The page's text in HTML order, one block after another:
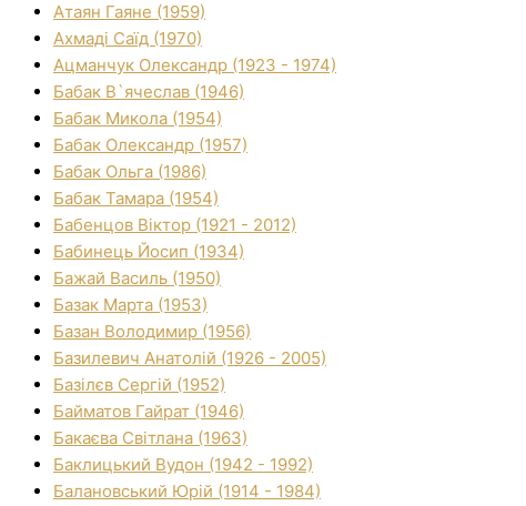
Атаян Гаяне (1959)
Ахмаді Саїд (1970)
Ацманчук Олександр (1923 - 1974)
Бабак В`ячеслав (1946)
Бабак Микола (1954)
Бабак Олександр (1957)
Бабак Ольга (1986)
Бабак Тамара (1954)
Бабенцов Віктор (1921 - 2012)
Бабинець Йосип (1934)
Бажай Василь (1950)
Базак Марта (1953)
Базан Володимир (1956)
Базилевич Анатолій (1926 - 2005)
Базілєв Сергій (1952)
Байматов Гайрат (1946)
Бакаєва Світлана (1963)
Баклицький Вудон (1942 - 1992)
Балановський Юрій (1914 - 1984)